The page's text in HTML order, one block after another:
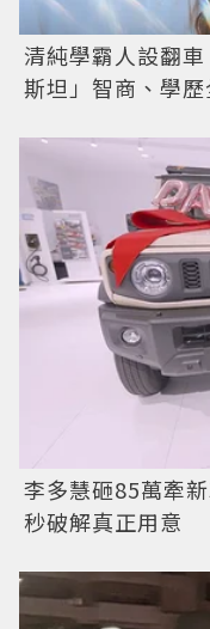
清純學霸人設翻
斯坦」智商、學
李多慧砸85萬牽
秒破解真正用意